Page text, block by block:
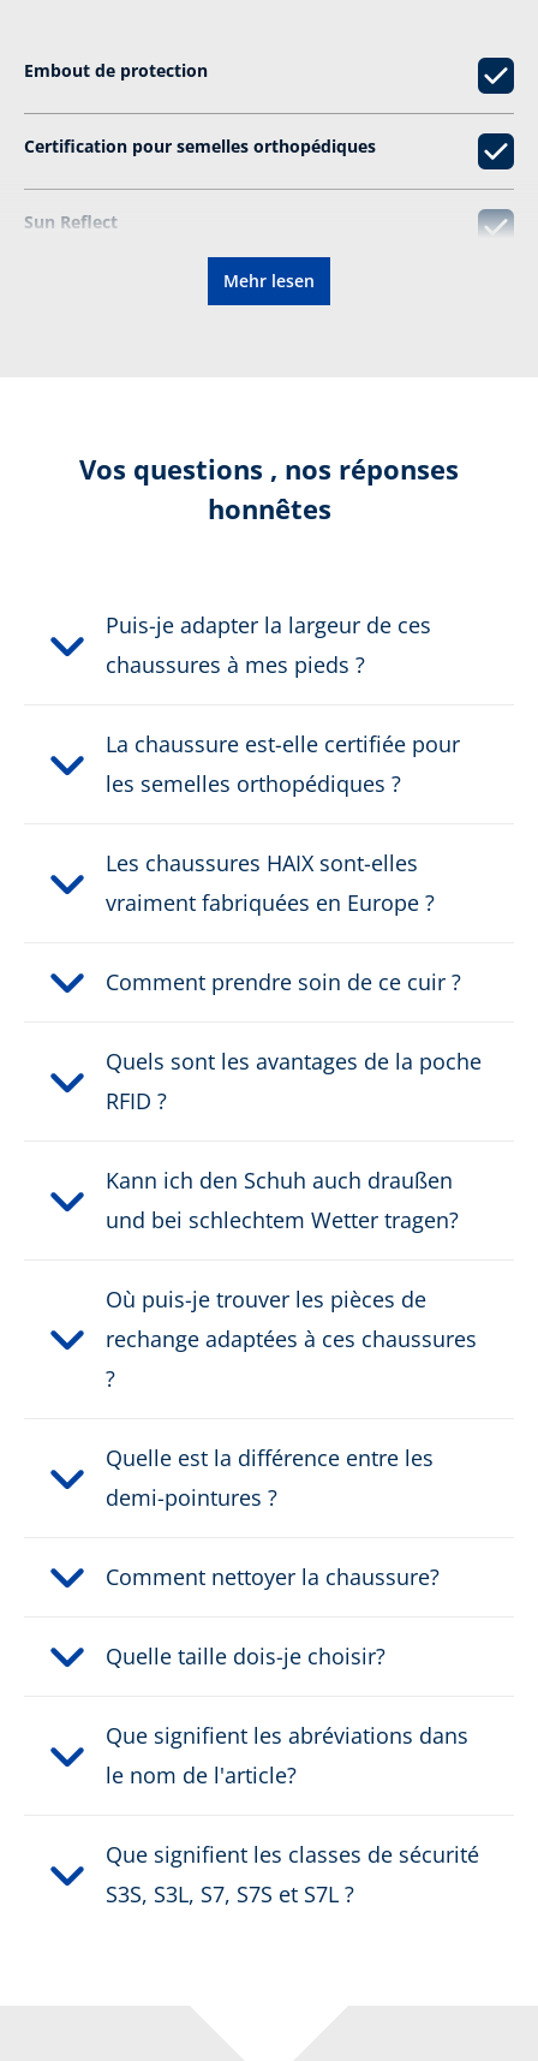
Embout de protection
Certification pour semelles orthopédiques
Sun Reflect
CE EN ISO
Couleur: noir
Hauteur:
Protection de coupe:
aucune protection anti-
Classe de sécurité: S3, S3S
Fermeture: Fermeture autoagrippante
Poids par chaussure: 610 g
PRODUKTBESCHREIBUNG HERUNTERLADEN
Mehr lesen
Vos questions , nos réponses
honnêtes
Puis-je adapter la largeur de ces
chaussures à mes pieds ?
La chaussure est-elle certifiée pour
les semelles orthopédiques ?
Les chaussures HAIX sont-elles
vraiment fabriquées en Europe ?
Comment prendre soin de ce cuir ?
Quels sont les avantages de la poche
RFID ?
Kann ich den Schuh auch draußen
und bei schlechtem Wetter tragen?
Où puis-je trouver les pièces de
rechange adaptées à ces chaussures
?
Quelle est la différence entre les
demi-pointures ?
Comment nettoyer la chaussure?
Quelle taille dois-je choisir?
Que signifient les abréviations dans
le nom de l'article?
Que signifient les classes de sécurité
S3S, S3L, S7, S7S et S7L ?